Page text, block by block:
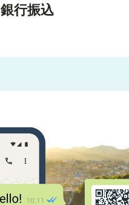
銀行振込